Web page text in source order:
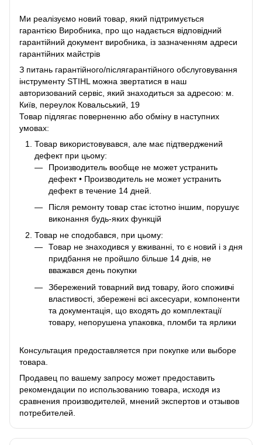
Ми реалізуємо новий товар, який підтримується
гарантією Виробника, про що надається відповідний
гарантійний документ виробника, із зазначенням адреси
гарантійних майстрів
З питань гарантійного/післягарантійного обслуговування
інструменту STIHL можна звертатися в наш
авторизований сервіс, який знаходиться за адресою: м.
Київ, переулок Ковальський, 19
Товар підлягає поверненню або обміну в наступних
умовах:
Товар використовувався, але має підтверджений
дефект при цьому:
Производитель вообще не может устранить
дефект • Производитель не может устранить
дефект в течение 14 дней.
Після ремонту товар стає істотно іншим, порушує
виконання будь-яких функцій
Товар не сподобався, при цьому:
Товар не знаходився у вживанні, то є новий і з дня
придбання не пройшло більше 14 днів, не
вважався день покупки
Збережений товарний вид товару, його споживчі
властивості, збережені всі аксесуари, компоненти
та документація, що входять до комплектації
товару, непорушена упаковка, пломби та ярлики
Консультация предоставляется при покупке или выборе
товара.
Продавец по вашему запросу может предоставить
рекомендации по использованию товара, исходя из
сравнения производителей, мнений экспертов и отзывов
потребителей.